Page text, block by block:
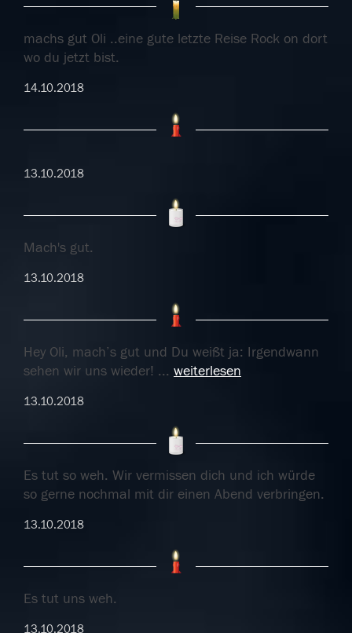
machs gut Oli ..eine gute letzte Reise Rock on dort
wo du jetzt bist.
14.10.2018
13.10.2018
Mach's gut.
13.10.2018
Hey Oli, mach’s gut und Du weißt ja: Irgendwann
sehen wir uns wieder! ... weiterlesen
13.10.2018
Es tut so weh. Wir vermissen dich und ich würde
so gerne nochmal mit dir einen Abend verbringen.
13.10.2018
Es tut uns weh.
13.10.2018